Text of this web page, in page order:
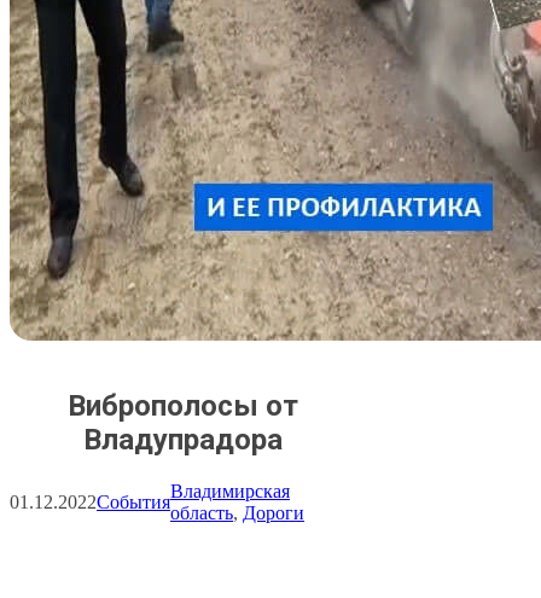
Виброполосы от
Владупрадора
01.12.2022События
Владимирская
область, Дороги